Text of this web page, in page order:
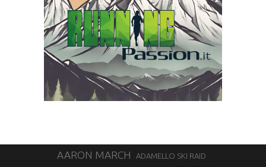
AARON MARCH ADAMELLO SKI RAID